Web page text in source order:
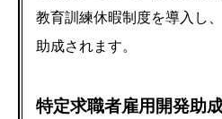
教育訓練休暇制度を導入し
助成されます。
特定求職者雇用開発助